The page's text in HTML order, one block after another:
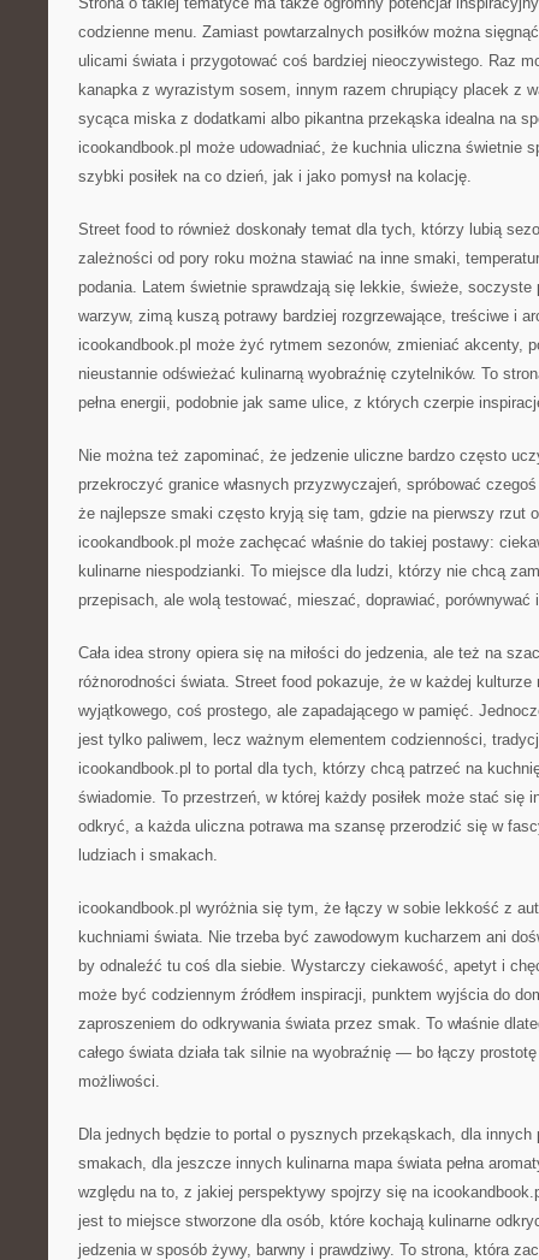
codzienne menu. Zamiast powtarzalnych posiłków można
ulicami świata i przygotować coś bardziej nieoczywistego. Raz
kanapka z wyrazistym sosem, innym razem chrupiący placek z
sycąca miska z dodatkami albo pikantna przekąska idealna na
icookandbook.pl może udowadniać, że kuchnia uliczna świetnie
szybki posiłek na co dzień, jak i jako pomysł na kolację.
Street food to również doskonały temat dla tych, którzy lubią
zależności od pory roku można stawiać na inne smaki,
podania. Latem świetnie sprawdzają się lekkie, świeże, soczyste
warzyw, zimą kuszą potrawy bardziej rozgrzewające, treściwe i
icookandbook.pl może żyć rytmem sezonów, zmieniać akcenty,
nieustannie odświeżać kulinarną wyobraźnię czytelników. To
pełna energii, podobnie jak same ulice, z których czerpie
Nie można też zapominać, że jedzenie uliczne bardzo często
przekroczyć granice własnych przyzwyczajeń, spróbować
że najlepsze smaki często kryją się tam, gdzie na pierwszy rzut
icookandbook.pl może zachęcać właśnie do takiej postawy:
kulinarne niespodzianki. To miejsce dla ludzi, którzy nie chcą
przepisach, ale wolą testować, mieszać, doprawiać, porównywać
Cała idea strony opiera się na miłości do jedzenia, ale też na
różnorodności świata. Street food pokazuje, że w każdej
wyjątkowego, coś prostego, ale zapadającego w pamięć.
jest tylko paliwem, lecz ważnym elementem codzienności,
icookandbook.pl to portal dla tych, którzy chcą patrzeć na
świadomie. To przestrzeń, w której każdy posiłek może stać się
odkryć, a każda uliczna potrawa ma szansę przerodzić się w
ludziach i smakach.
icookandbook.pl wyróżnia się tym, że łączy w sobie lekkość z
kuchniami świata. Nie trzeba być zawodowym kucharzem ani
by odnaleźć tu coś dla siebie. Wystarczy ciekawość, apetyt i
może być codziennym źródłem inspiracji, punktem wyjścia do
zaproszeniem do odkrywania świata przez smak. To właśnie
całego świata działa tak silnie na wyobraźnię — bo łączy
możliwości.
Dla jednych będzie to portal o pysznych przekąskach, dla innych
smakach, dla jeszcze innych kulinarna mapa świata pełna
względu na to, z jakiej perspektywy spojrzy się na
jest to miejsce stworzone dla osób, które kochają kulinarne
jedzenia w sposób żywy, barwny i prawdziwy. To strona, która